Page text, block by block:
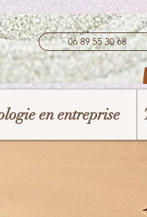
06 89 55 30 68
en entreprise